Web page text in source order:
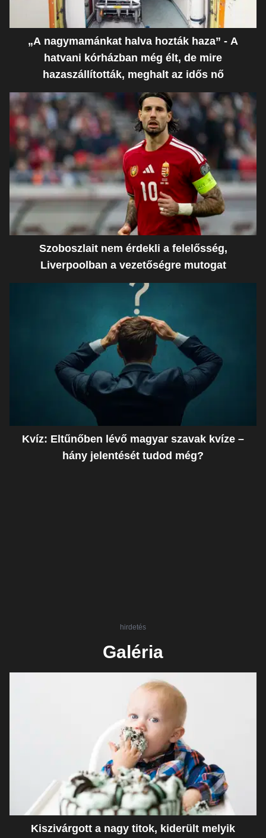
„A nagymamánkat halva hozták haza” - A
hatvani kórházban még élt, de mire
hazaszállították, meghalt az idős nő
Szoboszlait nem érdekli a felelősség,
Liverpoolban a vezetőségre mutogat
Kvíz: Eltűnőben lévő magyar szavak kvíze –
hány jelentését tudod még?
hirdetés
Galéria
Kiszivárgott a nagy titok, kiderült melyik